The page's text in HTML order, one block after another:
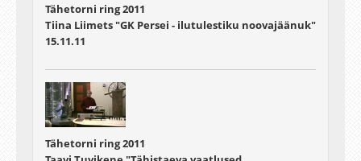
Tähetorni ring 2011
Tiina Liimets "GK Persei - ilutulestiku noovajäänuk"
15.11.11
Tähetorni ring 2011